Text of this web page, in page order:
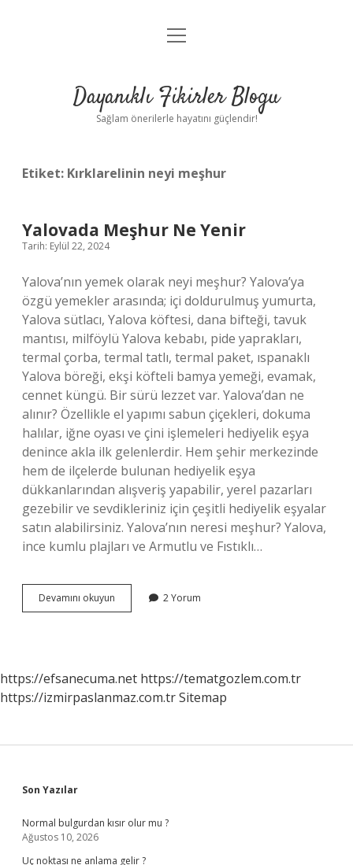
Anasayfa
Yasal Uyarı
menüyü
Dayanıklı Fikirler Blogu
Sağlam önerilerle hayatını güçlendir!
Etiket: Kırklarelinin neyi meşhur
Yalovada Meşhur Ne Yenir
Tarih: Eylül 22, 2024
Yalova’nın yemek olarak neyi meşhur? Yalova’ya
özgü yemekler arasında; içi doldurulmuş yumurta,
Yalova sütlacı, Yalova köftesi, dana bifteği, tavuk
mantısı, milföylü Yalova kebabı, pide yaprakları,
termal çorba, termal tatlı, termal paket, ıspanaklı
Yalova böreği, ekşi köfteli bamya yemeği, evamak,
cennet küngü. Bir sürü lezzet var. Yalova’dan ne
alınır? Özellikle el yapımı sabun çiçekleri, dokuma
halılar, iğne oyası ve çini işlemeleri hediyelik eşya
denince akla ilk gelenlerdir. Hem şehir merkezinde
hem de ilçelerde bulunan hediyelik eşya
dükkanlarından alışveriş yapabilir, yerel pazarları
gezebilir ve sevdikleriniz için çeşitli hediyelik eşyalar
satın alabilirsiniz. Yalova’nın neresi meşhur? Yalova,
ince kumlu plajları ve Armutlu ve Fıstıklı…
Devamını okuyun Yalovada
Meşhur
2 Yorum
https://efsanecuma.net https://tematgozlem.com.tr
https://izmirpaslanmaz.com.trSitemap
Sidebar
Son Yazılar
Normal bulgurdan kısır olur mu ?
Ağustos 10, 2026
Uç noktası ne anlama gelir ?